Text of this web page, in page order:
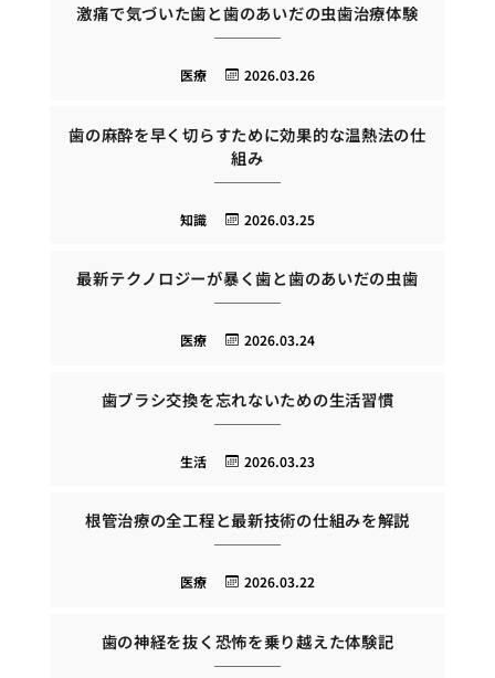
激痛で気づいた歯と歯のあいだの虫歯治療体験
2026.03.26
医療
歯の麻酔を早く切らすために効果的な温熱法の仕
組み
2026.03.25
知識
最新テクノロジーが暴く歯と歯のあいだの虫歯
2026.03.24
医療
歯ブラシ交換を忘れないための生活習慣
2026.03.23
生活
根管治療の全工程と最新技術の仕組みを解説
2026.03.22
医療
歯の神経を抜く恐怖を乗り越えた体験記